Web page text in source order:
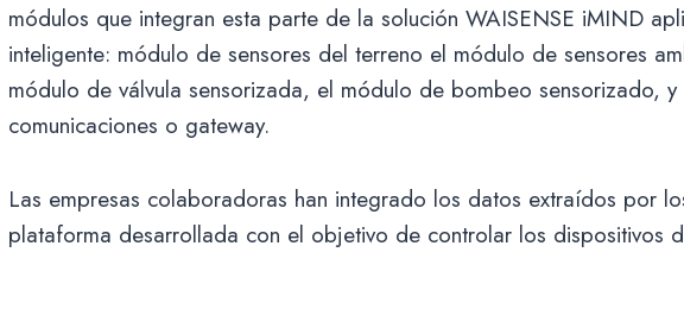
módulos que integran esta parte de la solución WAISENSE iMIND
inteligente: módulo de sensores del terreno el módulo de sensores
módulo de válvula sensorizada, el módulo de bombeo sensorizado,
comunicaciones o gateway.
Las empresas colaboradoras han integrado los datos extraídos por
plataforma desarrollada con el objetivo de controlar los dispositivos